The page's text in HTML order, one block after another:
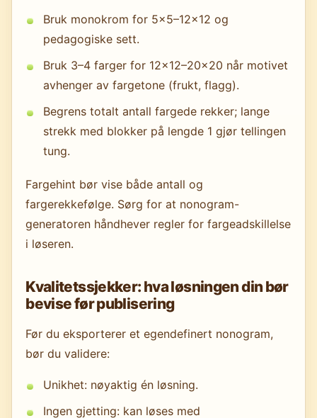
Bruk monokrom for 5×5–12×12 og
pedagogiske sett.
Bruk 3–4 farger for 12×12–20×20 når motivet
avhenger av fargetone (frukt, flagg).
Begrens totalt antall fargede rekker; lange
strekk med blokker på lengde 1 gjør tellingen
tung.
Fargehint bør vise både antall og
fargerekkefølge. Sørg for at nonogram-
generatoren håndhever regler for fargeadskillelse
i løseren.
Kvalitetssjekker: hva løsningen din bør
bevise før publisering
Før du eksporterer et egendefinert nonogram,
bør du validere:
Unikhet: nøyaktig én løsning.
Ingen gjetting: kan løses med